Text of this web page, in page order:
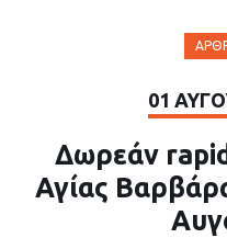
01
Δωρεάν
Αγίας